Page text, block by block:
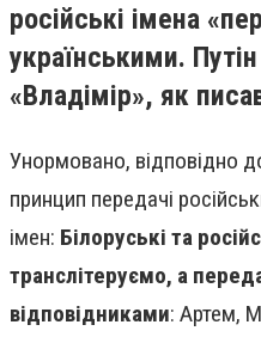
російські імена
українськими.
«Владімір», як
Унормовано, відповідно
принцип передачі
імен: Білоруські та
транслітеруємо, а
відповідниками: Артем,